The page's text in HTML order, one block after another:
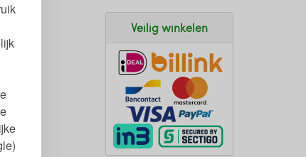
Veilig winkelen